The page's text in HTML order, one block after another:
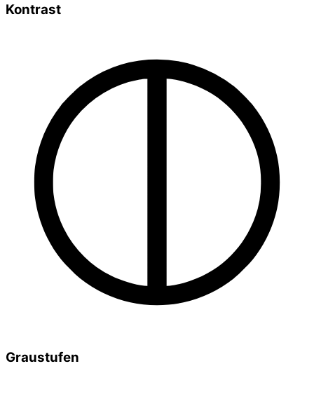
Kontrast
Graustufen